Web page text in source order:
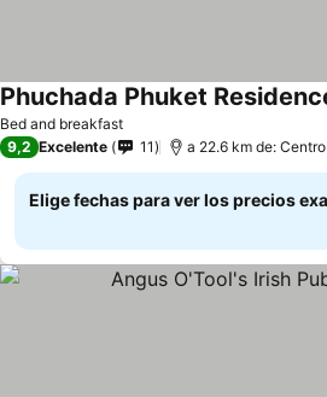
Bed and breakfast
Phuchada Phuket
9,2 Excelente 11 a 22.6 km de:
Elige fechas para ver los precios